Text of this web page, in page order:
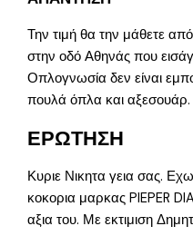
Την τιμή θα την μάθετε
στην οδό Αθηνάς που
Οπλογνωσία δεν είναι
πουλά όπλα και αξεσουάρ.
ΕΡΩΤΗΣΗ
Κυριε Νικητα γεια σας.
κοκορια μαρκας PIEPER
αξια του. Με εκτιμιση